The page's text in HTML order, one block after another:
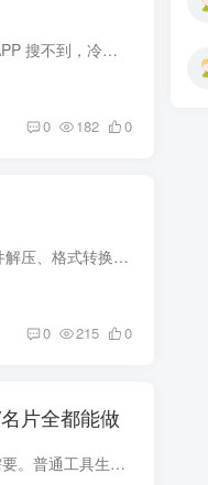
还在苦恼智能手表可用软件太少？很多手表自带应用商店资源匮乏，想要的 APP 搜不到，冷门小众软件更是无处寻觅。 今天给大家分享一款专门面向智能手表打造的第三方应用商店 ——灵应用商店手表...
0 182 0
不知道大家手机里会不会装一大堆小众工具 APP，看小说、视频去水印、文件解压、格式转换，每一种需求就要装一个软件，不仅占用大量存储空间，桌面图标堆得满满当当，部分工具还充斥广告弹窗，体...
0 215 0
片全都能做
平时生活、工作里经常会用到二维码，做个人名片、分享网址、商业宣传都需要。普通工具生成的二维码千篇一律，想要做美化、改样式大多还要看广告或者开会员。 今天给大家分享一款功能齐全的二维...